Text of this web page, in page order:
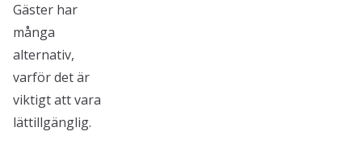
Gäster har
många
alternativ,
varför det är
viktigt att vara
lättillgänglig.